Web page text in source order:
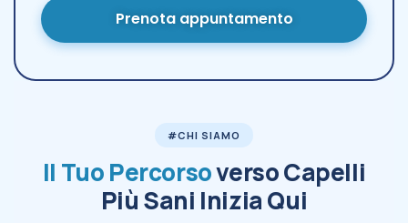
#CHI SIAMO
Il Tuo Percorsoverso Capelli
Più Sani Inizia Qui
Prenota appuntamento